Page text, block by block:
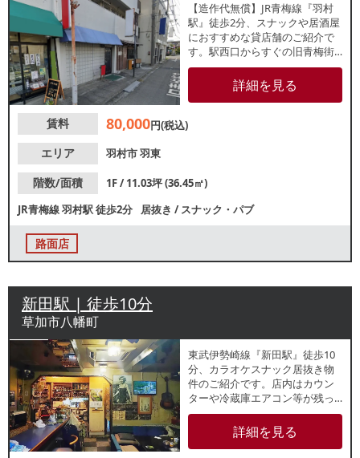
【造作代無償】JR青梅線『羽村
駅』徒歩2分、スナックや居酒屋
におすすめな貸店舗のご紹介で
す。駅西口からすぐの旧青梅街
道沿い1階路面店！周辺でもバー
や居酒屋が営業しており、夜間
帯まで集客が期待できるエリア
詳細を見る
賃料 80,000円(税込)
エリア
羽村市羽東
階数/面積
1F / 11.03坪 (36.45㎡)
JR青梅線羽村駅徒歩2分 居抜き /スナック・パブ
路面店
新田駅 | 徒歩10分
草加市八幡町
東武伊勢崎線『新田駅』徒歩10
分、カラオケスナック居抜き物
件のご紹介です。店内はカウン
ターや冷蔵庫エアコン等が残っ
ており、バーや喫茶店等の類似
業態ご希望の方におすすめで
す。諸条件等、お気軽にお問合
詳細を見る